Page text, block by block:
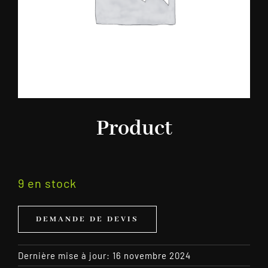
Product
9 en stock
DEMANDE DE DEVIS
Dernière mise à jour: 16 novembre 2024